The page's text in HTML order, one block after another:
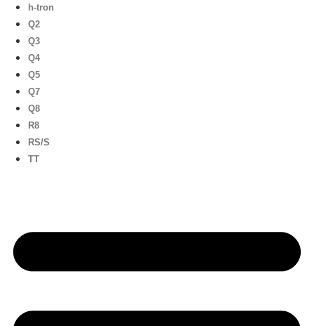
h-tron
Q2
Q3
Q4
Q5
Q7
Q8
R8
RS/S
TT